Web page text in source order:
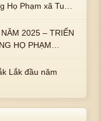
Họ Phạm xã Tuy
2025 – TRIỂN
Lắk đầu năm